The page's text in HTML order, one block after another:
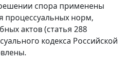
спора применены
процессуальных норм,
актов (статья 288
кодекса Российской